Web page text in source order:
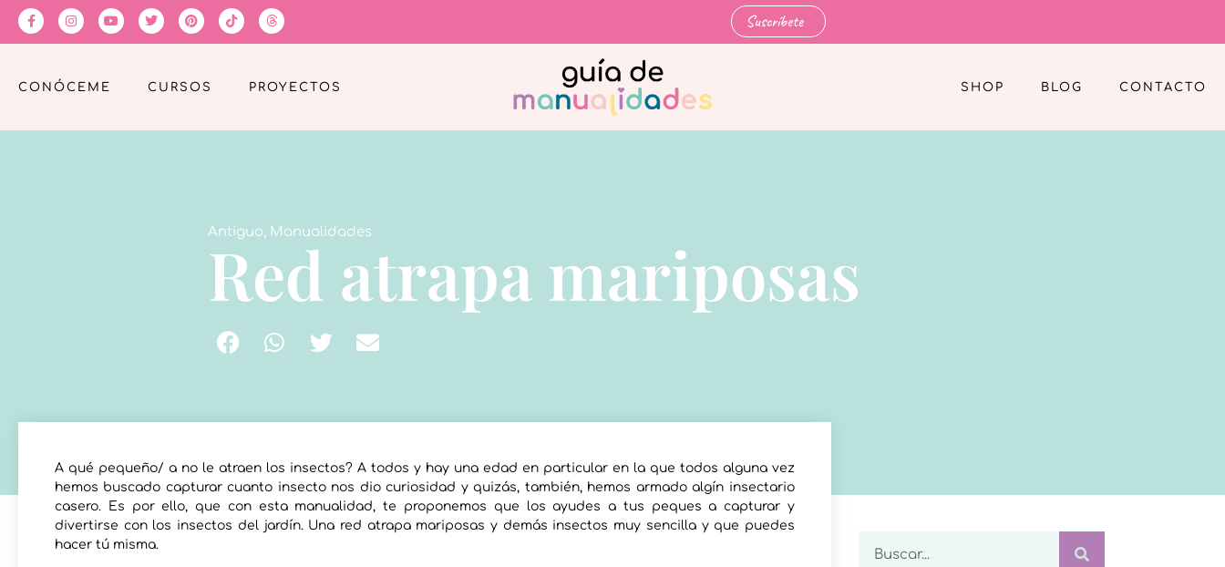
Suscríbete
CONÓCEME CURSOS PROYECTOS SHOP BLOG CONTACTO
Antiguo, Manualidades
Red atrapa mariposas
A qué pequeño/ a no le atraen los insectos? A todos y hay una edad en particular en la que todos alguna vez
hemos buscado capturar cuanto insecto nos dio curiosidad y quizás, también, hemos armado algín insectario
casero. Es por ello, que con esta manualidad, te proponemos que los ayudes a tus peques a capturar y
divertirse con los insectos del jardín. Una red atrapa mariposas y demás insectos muy sencilla y que puedes
hacer tú misma.